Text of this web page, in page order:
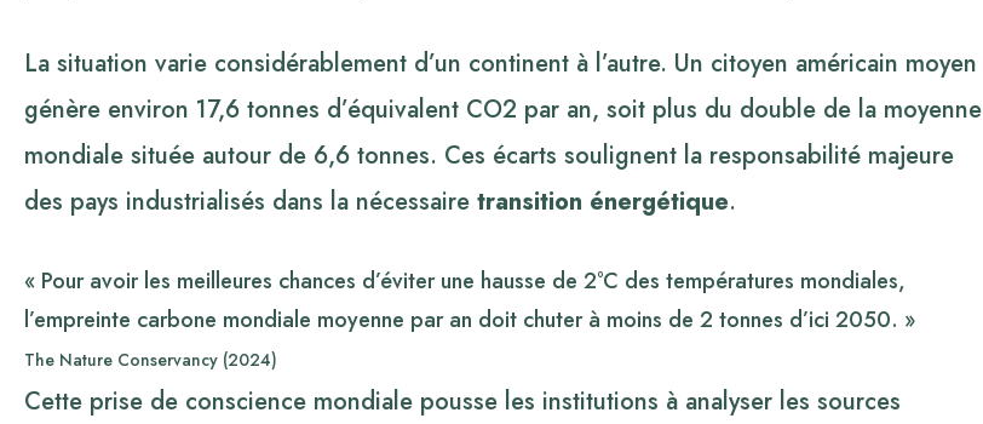
La situation varie considérablement d’un continent à l’autre. Un citoyen américain moyen
génère environ 17,6 tonnes d’équivalent CO2 par an, soit plus du double de la moyenne
mondiale située autour de 6,6 tonnes. Ces écarts soulignent la responsabilité majeure
des pays industrialisés dans la nécessaire transition énergétique.
« Pour avoir les meilleures chances d’éviter une hausse de 2°C des températures mondiales,
l’empreinte carbone mondiale moyenne par an doit chuter à moins de 2 tonnes d’ici 2050. »
The Nature Conservancy (2024)
Cette prise de conscience mondiale pousse les institutions à analyser les sources